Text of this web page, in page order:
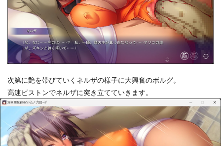
次第に艶を帯びていくネルザの様子に大興奮のボルグ。
高速ピストンでネルザに突き立てていきます。